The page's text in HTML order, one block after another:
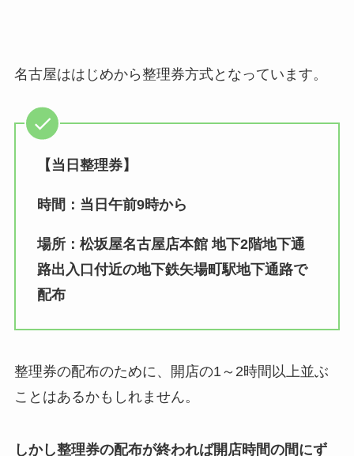
名古屋ははじめから整理券方式となっています。
【当日整理券】
時間：当日午前9時から
場所：松坂屋名古屋店本館 地下2階地下通
路出入口付近の地下鉄矢場町駅地下通路で
配布
整理券の配布のために、開店の1～2時間以上並ぶ
ことはあるかもしれません。
しかし整理券の配布が終われば開店時間の間にず